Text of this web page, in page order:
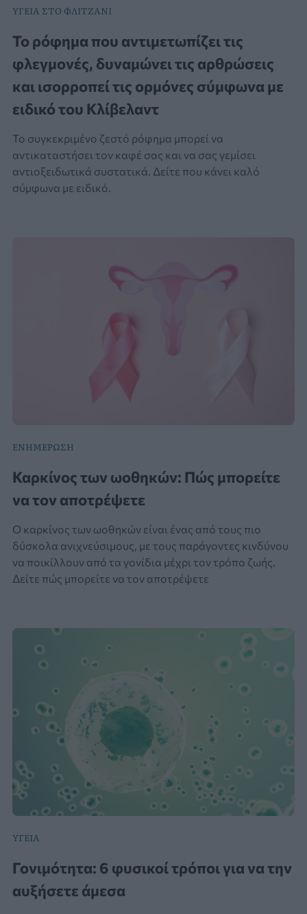
ΥΓΕΙΑ ΣΤΟ ΦΛΙΤΖΑΝΙ
Το ρόφημα που αντιμετωπίζει τις
φλεγμονές, δυναμώνει τις αρθρώσεις
και ισορροπεί τις ορμόνες σύμφωνα με
ειδικό του Κλίβελαντ
Το συγκεκριμένο ζεστό ρόφημα μπορεί να
αντικαταστήσει τον καφέ σας και να σας γεμίσει
αντιοξειδωτικά συστατικά. Δείτε που κάνει καλό
σύμφωνα με ειδικό.
ΕΝΗΜΕΡΩΣΗ
Καρκίνος των ωοθηκών: Πώς μπορείτε
να τον αποτρέψετε
Ο καρκίνος των ωοθηκών είναι ένας από τους πιο
δύσκολα ανιχνεύσιμους, με τους παράγοντες κινδύνου
να ποικίλλουν από τα γονίδια μέχρι τον τρόπο ζωής.
Δείτε πώς μπορείτε να τον αποτρέψετε
YΓΕΊΑ
Γονιμότητα: 6 φυσικοί τρόποι για να την
αυξήσετε άμεσα